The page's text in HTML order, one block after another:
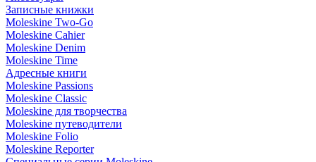
Записные книжки
Moleskine Two-Go
Moleskine Cahier
Moleskine Denim
Moleskine Time
Адресные книги
Moleskine Passions
Moleskine Classic
Moleskine для творчества
Moleskine путеводители
Moleskine Folio
Moleskine Reporter